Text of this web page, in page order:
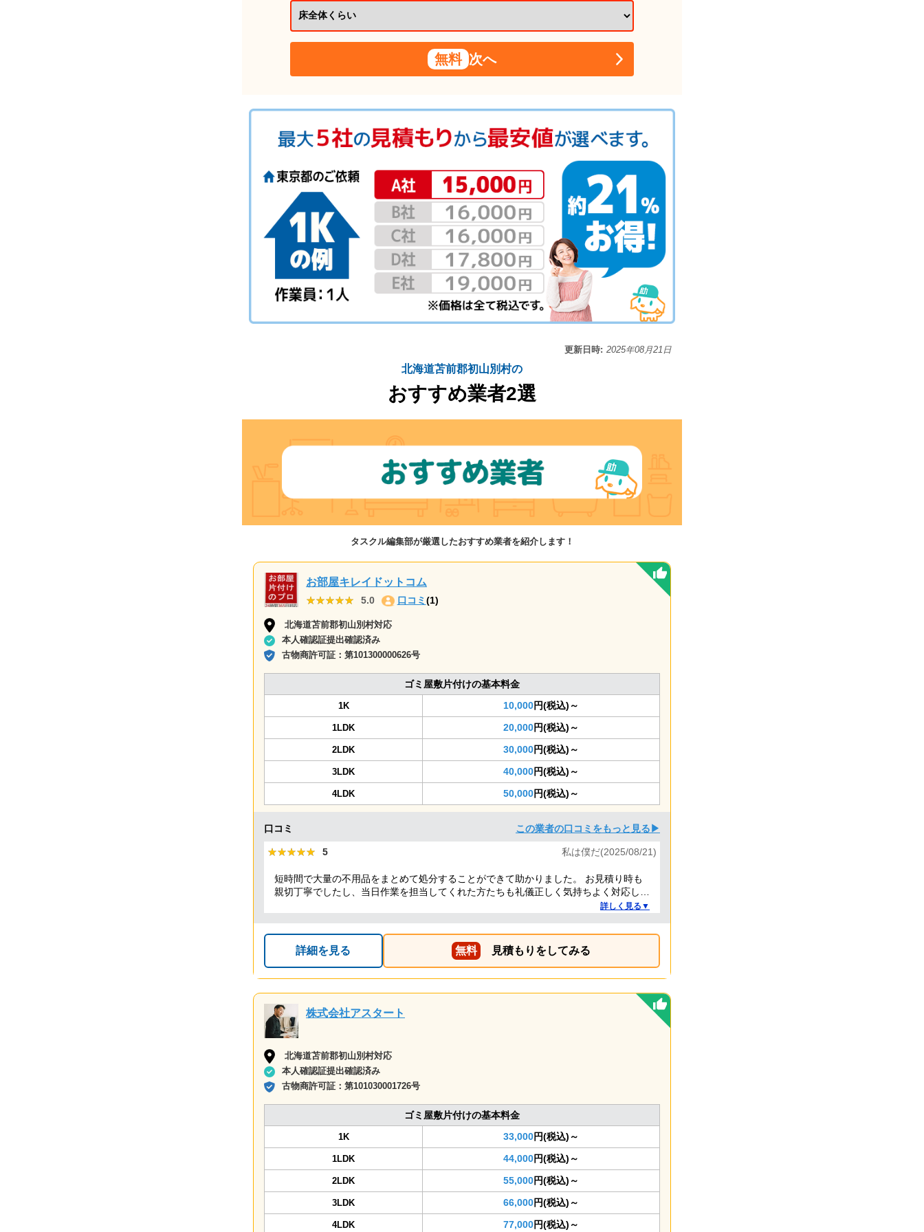
無料 次へ
更新日時: 2025年08月21日
北海道苫前郡初山別村の
おすすめ業者2選
タスクル編集部が厳選したおすすめ業者を紹介します！
お部屋キレイドットコム
★★★★★
★★★★★ 5.0 口コミ (1)
北海道苫前郡初山別村対応
本人確認証提出確認済み
古物商許可証： 第101300000626号
ゴミ屋敷片付けの基本料金
1K 10,000円(税込)～
1LDK 20,000円(税込)～
2LDK 30,000円(税込)～
3LDK 40,000円(税込)～
4LDK 50,000円(税込)～
口コミ この業者の口コミをもっと見る▶
★★★★★
★★★★★ 5 私は僕だ(2025/08/21)
短時間で大量の不用品をまとめて処分することができて助かりました。 お見積り時も
親切丁寧でしたし、当日作業を担当してくれた方たちも礼儀正しく気持ちよく対応して
詳しく見る▼
詳細を見る 無料 見積もりをしてみる
株式会社アスタート
北海道苫前郡初山別村対応
本人確認証提出確認済み
古物商許可証： 第101030001726号
ゴミ屋敷片付けの基本料金
1K 33,000円(税込)～
1LDK 44,000円(税込)～
2LDK 55,000円(税込)～
3LDK 66,000円(税込)～
4LDK 77,000円(税込)～